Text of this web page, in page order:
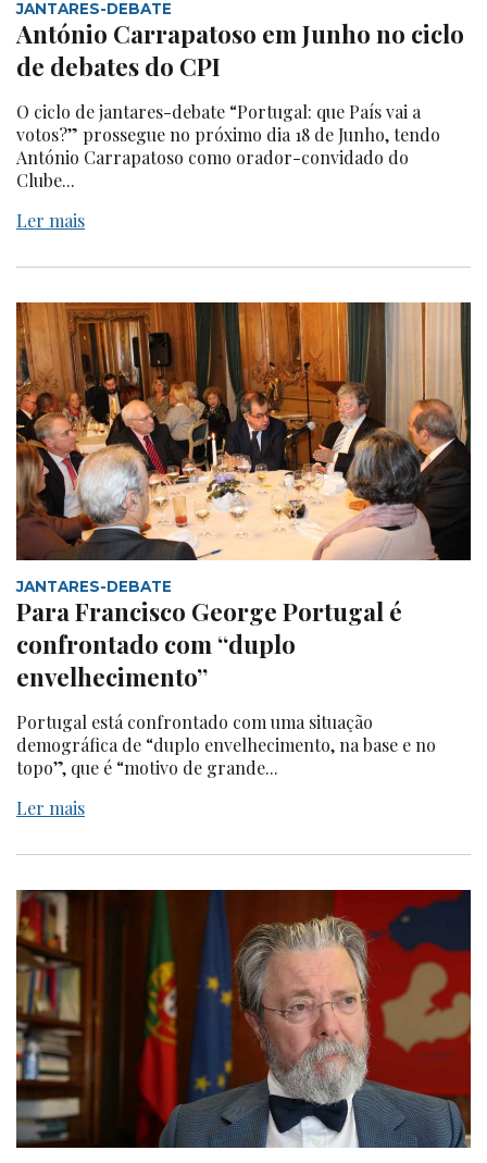
JANTARES-DEBATE
António Carrapatoso em Junho no ciclo
de debates do CPI
O ciclo de jantares-debate “Portugal: que País vai a
votos?” prossegue no próximo dia 18 de Junho, tendo
António Carrapatoso como orador-convidado do
Clube...
Ler mais
JANTARES-DEBATE
Para Francisco George Portugal é
confrontado com “duplo
envelhecimento”
Portugal está confrontado com uma situação
demográfica de “duplo envelhecimento, na base e no
topo”, que é “motivo de grande...
Ler mais